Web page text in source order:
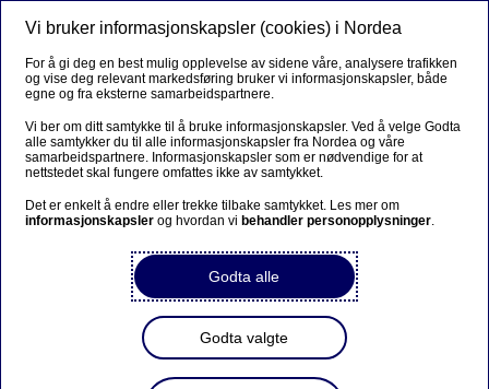
Vi bruker informasjonskapsler (cookies) i Nordea
For å gi deg en best mulig opplevelse av sidene våre, analysere trafikken
og vise deg relevant markedsføring bruker vi informasjonskapsler, både
egne og fra eksterne samarbeidspartnere.
Vi ber om ditt samtykke til å bruke informasjonskapsler. Ved å velge Godta
alle samtykker du til alle informasjonskapsler fra Nordea og våre
samarbeidspartnere. Informasjonskapsler som er nødvendige for at
nettstedet skal fungere omfattes ikke av samtykket.
Det er enkelt å endre eller trekke tilbake samtykket. Les mer om
informasjonskapsler og hvordan vi behandler personopplysninger.
Godta alle
Godta valgte